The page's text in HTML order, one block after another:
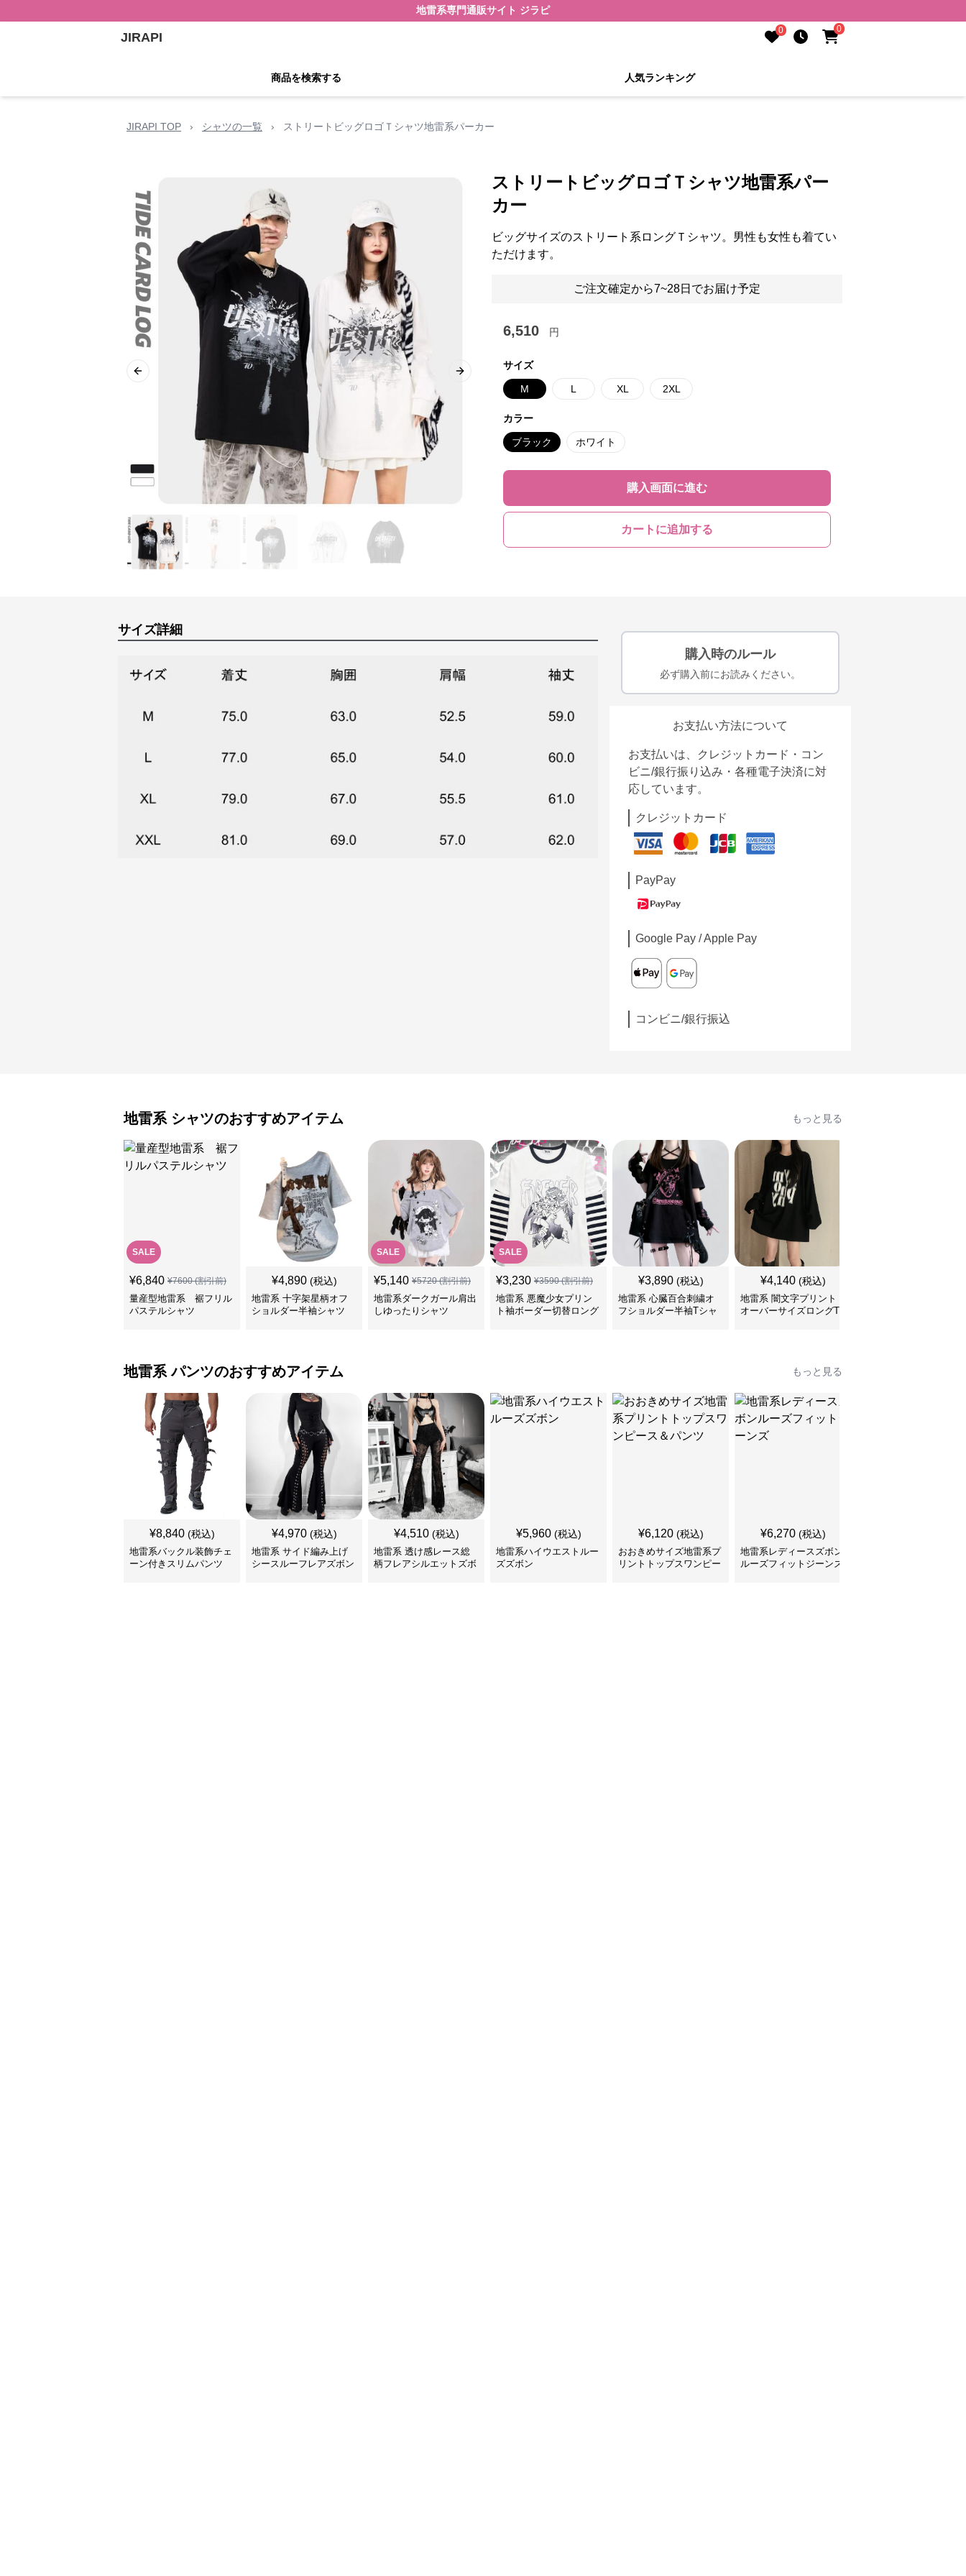
地雷系専門通販サイト ジラピ
JIRAPI 0 0
商品を検索する 人気ランキング
JIRAPI TOP › シャツの一覧 › ストリートビッグロゴＴシャツ地雷系パーカー
Previous slide Next slide
ストリートビッグロゴＴシャツ地雷系パー
カー
ビッグサイズのストリート系ロングＴシャツ。男性も女性も着てい
ただけます。
ご注文確定から7~28日でお届け予定
6,510 円
サイズ
M L XL 2XL
カラー
ブラック ホワイト
購入画面に進む
カートに追加する
サイズ詳細
購入時のルール
必ず購入前にお読みください。
お支払い方法について
お支払いは、クレジットカード・コン
ビニ/銀行振り込み・各種電子決済に対
応しています。
クレジットカード
PayPay
Google Pay / Apple Pay
コンビニ/銀行振込
地雷系 シャツのおすすめアイテム もっと見る
SALE
¥6,840 ¥7600(割引前)
量産型地雷系 裾フリル
パステルシャツ
¥4,890 (税込)
地雷系 十字架星柄オフ
ショルダー半袖シャツ
SALE
¥5,140 ¥5720(割引前)
地雷系ダークガール肩出
しゆったりシャツ
SALE
¥3,230 ¥3590(割引前)
地雷系 悪魔少女プリン
ト袖ボーダー切替ロング
¥3,890 (税込)
地雷系 心臓百合刺繍オ
フショルダー半袖Tシャ
¥4,140 (税込)
地雷系 闇文字プリント
オーバーサイズロングT
地雷系 パンツのおすすめアイテム もっと見る
¥8,840 (税込)
地雷系バックル装飾チェ
ーン付きスリムパンツ
¥4,970 (税込)
地雷系 サイド編み上げ
シースルーフレアズボン
¥4,510 (税込)
地雷系 透け感レース総
柄フレアシルエットズボ
¥5,960 (税込)
地雷系ハイウエストルー
ズズボン
¥6,120 (税込)
おおきめサイズ地雷系プ
リントトップスワンピー
¥6,270 (税込)
地雷系レディースズボン
ルーズフィットジーンズ